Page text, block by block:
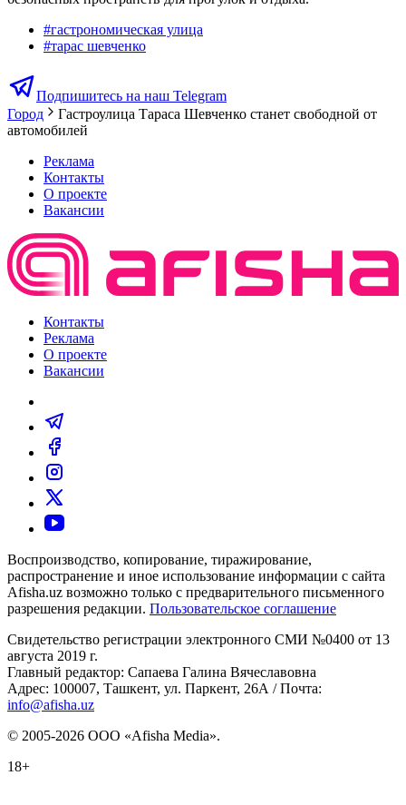
#гастрономическая улица
#тарас шевченко
Подпишитесь на наш Telegram
Город
Гастроулица Тараса Шевченко станет свободной от
автомобилей
Реклама
Контакты
О проекте
Вакансии
Контакты
Реклама
О проекте
Вакансии
Воспроизводство, копирование, тиражирование,
распространение и иное использование информации с сайта
Afisha.uz возможно только с предварительного письменного
разрешения редакции. Пользовательское соглашение
Свидетельство регистрации электронного СМИ №0400 от 13
августа 2019 г.
Главный редактор: Сапаева Галина Вячеславовна
Адрес: 100007, Ташкент, ул. Паркент, 26А / Почта:
info@afisha.uz
© 2005-2026 ООО «Afisha Media».
18+